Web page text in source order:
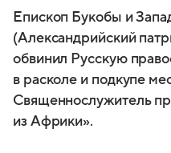
Епископ Букобы и
(Александрийский
обвинил Русскую
в расколе и подкупе
Священнослужитель
из Африки».